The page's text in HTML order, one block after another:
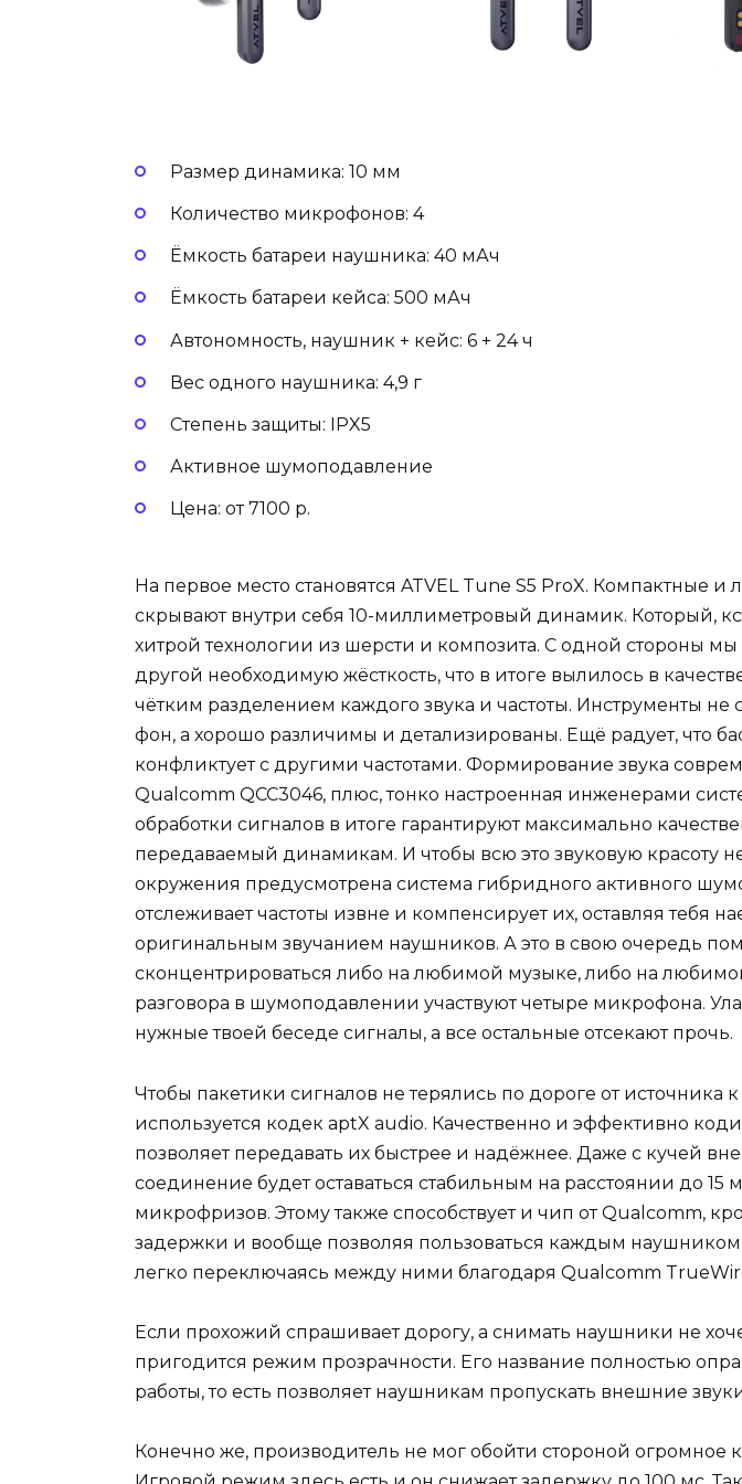
Размер динамика: 10 мм
Количество микрофонов: 4
Ёмкость батареи наушника: 40 мАч
Ёмкость батареи кейса: 500 мАч
Автономность, наушник + кейс: 6 + 24 ч
Вес одного наушника: 4,9 г
Степень защиты: IPX5
Активное шумоподавление
Цена: от 7100 р.
На первое место становятся ATVEL Tune S5 ProX. Компактные
скрывают внутри себя 10-миллиметровый динамик. Который,
хитрой технологии из шерсти и композита. С одной стороны мы
другой необходимую жёсткость, что в итоге вылилось в
чётким разделением каждого звука и частоты. Инструменты
фон, а хорошо различимы и детализированы. Ещё радует, что
конфликтует с другими частотами. Формирование звука
Qualcomm QCC3046, плюс, тонко настроенная инженерами
обработки сигналов в итоге гарантируют максимально
передаваемый динамикам. И чтобы всю это звуковую красоту
окружения предусмотрена система гибридного активного
отслеживает частоты извне и компенсирует их, оставляя тебя
оригинальным звучанием наушников. А это в свою очередь
сконцентрироваться либо на любимой музыке, либо на
разговора в шумоподавлении участвуют четыре микрофона.
нужные твоей беседе сигналы, а все остальные отсекают прочь.
Чтобы пакетики сигналов не терялись по дороге от источника
используется кодек aptX audio. Качественно и эффективно
позволяет передавать их быстрее и надёжнее. Даже с кучей
соединение будет оставаться стабильным на расстоянии до 15
микрофризов. Этому также способствует и чип от Qualcomm,
задержки и вообще позволяя пользоваться каждым наушником
легко переключаясь между ними благодаря Qualcomm
Если прохожий спрашивает дорогу, а снимать наушники не
пригодится режим прозрачности. Его название полностью
работы, то есть позволяет наушникам пропускать внешние
Конечно же, производитель не мог обойти стороной огромное